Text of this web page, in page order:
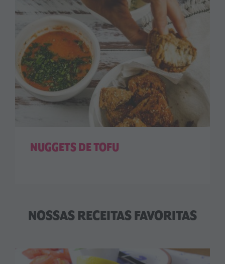
NUGGETS DE TOFU
NOSSAS RECEITAS FAVORITAS